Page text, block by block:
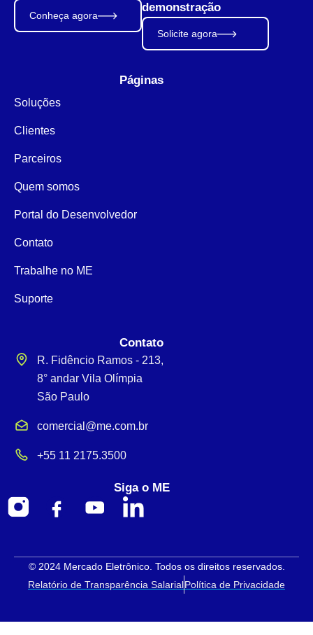
Conheça agora
demonstração
Solicite agora
Páginas
Soluções
Clientes
Parceiros
Quem somos
Portal do Desenvolvedor
Contato
Trabalhe no ME
Suporte
Contato
R. Fidêncio Ramos - 213,
8° andar Vila Olímpia
São Paulo
comercial@me.com.br
+55 11 2175.3500
Siga o ME
© 2024 Mercado Eletrônico. Todos os direitos reservados.
Relatório de Transparência SalarialPolítica de Privacidade